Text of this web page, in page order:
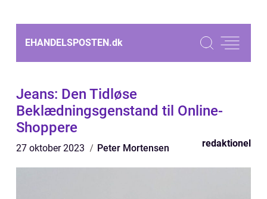
EHANDELSPOSTEN.dk
Jeans: Den Tidløse
Beklædningsgenstand til Online-
Shoppere
27 oktober 2023 Peter Mortensen redaktionel